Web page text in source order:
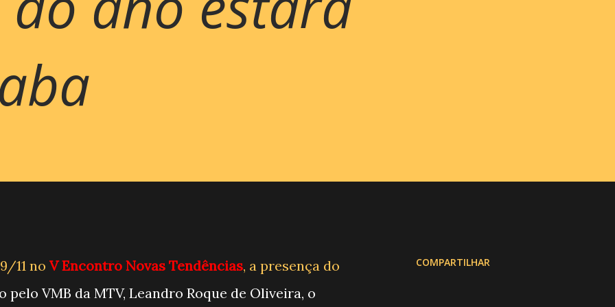
11 no V Encontro Novas Tendências, a presença do
VMB da MTV, Leandro Roque de Oliveira, o
COMPARTILHAR